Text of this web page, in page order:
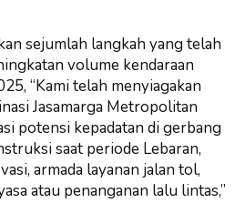
sejumlah langkah yang telah
volume kendaraan
“Kami telah menyiagakan
Jasamarga Metropolitan
potensi kepadatan di gerbang
saat periode Lebaran,
armada layanan jalan tol,
atau penanganan lalu lintas,”